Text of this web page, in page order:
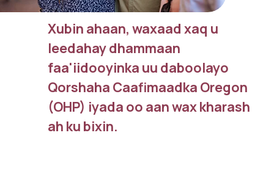
Xubin ahaan, waxaad xaq u
leedahay dhammaan
faa'iidooyinka uu daboolayo
Qorshaha Caafimaadka Oregon
(OHP) iyada oo aan wax kharash
ah ku bixin.